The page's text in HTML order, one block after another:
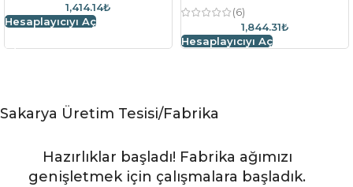
1,414.14₺
Hesaplayıcıyı Aç
(6)
1,844.31₺
Hesaplayıcıyı Aç
Sakarya Üretim Tesisi/Fabrika
Hazırlıklar başladı! Fabrika ağımızı
genişletmek için çalışmalara başladık.